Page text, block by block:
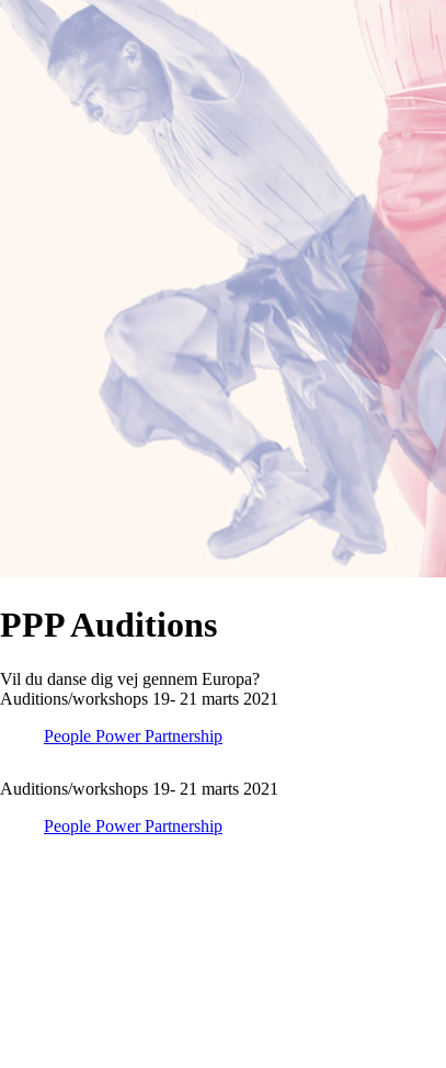
PPP Auditions
Vil du danse dig vej gennem Europa?
Auditions/workshops 19- 21 marts 2021
People Power Partnership
Auditions/workshops 19- 21 marts 2021
People Power Partnership